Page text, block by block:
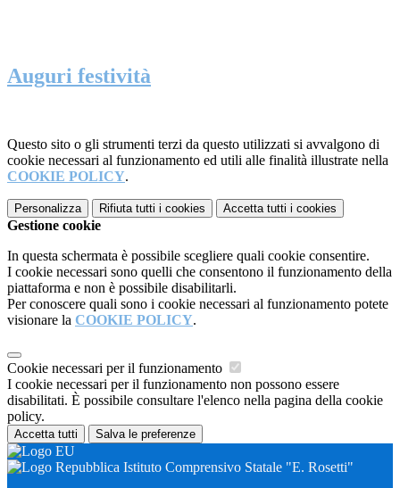
Auguri festività
Questo sito o gli strumenti terzi da questo utilizzati si avvalgono di
cookie necessari al funzionamento ed utili alle finalità illustrate nella
COOKIE POLICY.
Personalizza Rifiuta tutti i cookies Accetta tutti i cookies
Gestione cookie
In questa schermata è possibile scegliere quali cookie consentire.
I cookie necessari sono quelli che consentono il funzionamento della
piattaforma e non è possibile disabilitarli.
Per conoscere quali sono i cookie necessari al funzionamento potete
visionare la COOKIE POLICY.
Cookie necessari per il funzionamento
I cookie necessari per il funzionamento non possono essere
disabilitati. È possibile consultare l'elenco nella pagina della cookie
policy.
Accetta tutti Salva le preferenze
Istituto Comprensivo Statale "E. Rosetti"